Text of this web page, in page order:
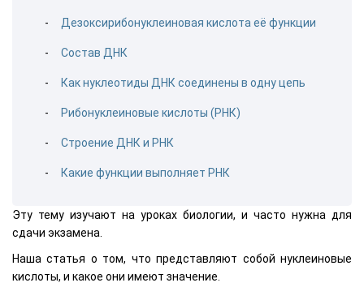
Дезоксирибонуклеиновая кислота её функции
Состав ДНК
Как нуклеотиды ДНК соединены в одну цепь
Рибонуклеиновые кислоты (РНК)
Строение ДНК и РНК
Какие функции выполняет РНК
Эту тему изучают на уроках биологии, и часто нужна для
сдачи экзамена.
Наша статья о том, что представляют собой нуклеиновые
кислоты, и какое они имеют значение.